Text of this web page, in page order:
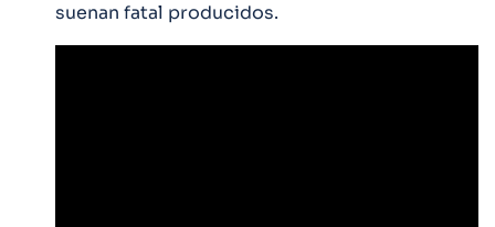
suenan fatal producidos.